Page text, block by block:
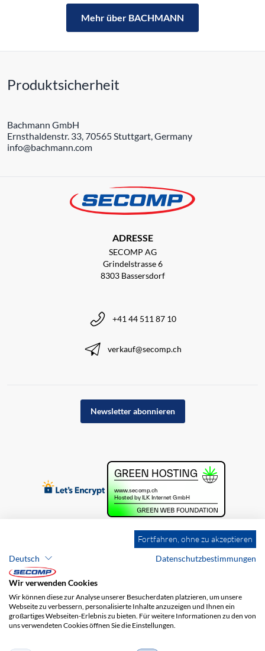
Mehr über BACHMANN
Produktsicherheit
Bachmann GmbH
Ernsthaldenstr. 33, 70565 Stuttgart, Germany
info@bachmann.com
ADRESSE
SECOMP AG
Grindelstrasse 6
8303 Bassersdorf
+41 44 511 87 10
verkauf@secomp.ch
Newsletter abonnieren
Brands Impressum
AGB
Haftungsausschluss
Versandkosten
Fortfahren, ohne zu akzeptieren
Deutsch
Datenschutzbestimmungen
Wir verwenden Cookies
Wir können diese zur Analyse unserer Besucherdaten platzieren, um unsere
Webseite zu verbessern, personalisierte Inhalte anzuzeigen und Ihnen ein
großartiges Webseiten-Erlebnis zu bieten. Für weitere Informationen zu den von
uns verwendeten Cookies öffnen Sie die Einstellungen.